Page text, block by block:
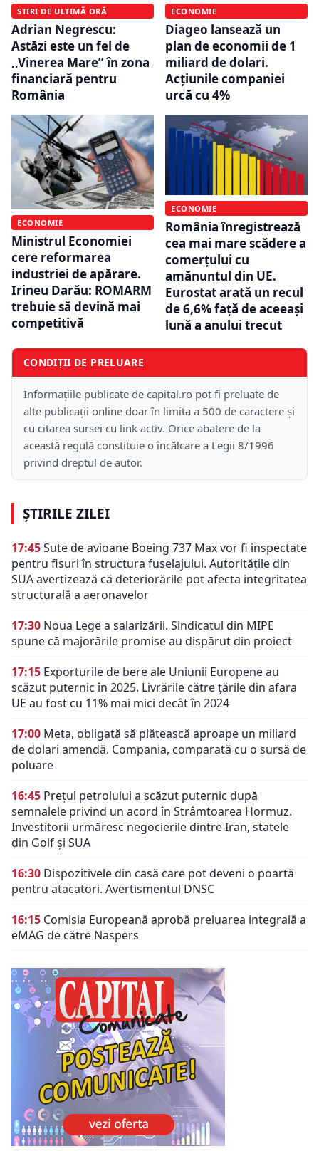
ȘTIRI DE ULTIMĂ ORĂ
Adrian Negrescu:
Astăzi este un fel de
,,Vinerea Mare’’ în zona
financiară pentru
România
ECONOMIE
Diageo lansează un
plan de economii de 1
miliard de dolari.
Acțiunile companiei
urcă cu 4%
ECONOMIE
Ministrul Economiei
cere reformarea
industriei de apărare.
Irineu Darău: ROMARM
trebuie să devină mai
competitivă
ECONOMIE
România înregistrează
cea mai mare scădere a
comerțului cu
amănuntul din UE.
Eurostat arată un recul
de 6,6% față de aceeași
lună a anului trecut
CONDIȚII DE PRELUARE
Informațiile publicate de capital.ro pot fi preluate de
alte publicații online doar în limita a 500 de caractere și
cu citarea sursei cu link activ. Orice abatere de la
această regulă constituie o încălcare a Legii 8/1996
privind dreptul de autor.
ȘTIRILE ZILEI
17:45Sute de avioane Boeing 737 Max vor fi inspectate
pentru fisuri în structura fuselajului. Autoritățile din
SUA avertizează că deteriorările pot afecta integritatea
structurală a aeronavelor
17:30 Noua Lege a salarizării. Sindicatul din MIPE
spune că majorările promise au dispărut din proiect
17:15 Exporturile de bere ale Uniunii Europene au
scăzut puternic în 2025. Livrările către țările din afara
UE au fost cu 11% mai mici decât în 2024
17:00 Meta, obligată să plătească aproape un miliard
de dolari amendă. Compania, comparată cu o sursă de
poluare
16:45 Prețul petrolului a scăzut puternic după
semnalele privind un acord în Strâmtoarea Hormuz.
Investitorii urmăresc negocierile dintre Iran, statele
din Golf și SUA
16:30 Dispozitivele din casă care pot deveni o poartă
pentru atacatori. Avertismentul DNSC
16:15 Comisia Europeană aprobă preluarea integrală a
eMAG de către Naspers